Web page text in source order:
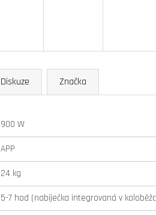
Diskuze Značka
900 W
APP
24 kg
5-7 hod (nabíječka integrovaná v